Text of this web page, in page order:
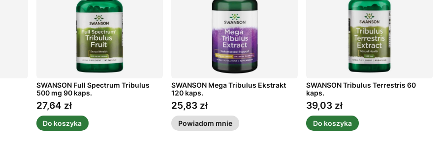
SWANSON Full Spectrum Tribulus
500 mg 90 kaps.
Cena
27,64 zł
Do koszyka
SWANSON Mega Tribulus Ekstrakt
120 kaps.
Cena
25,83 zł
Powiadom mnie
SWANSON Tribulus Terrestris 60
kaps.
Cena
39,03 zł
Do koszyka